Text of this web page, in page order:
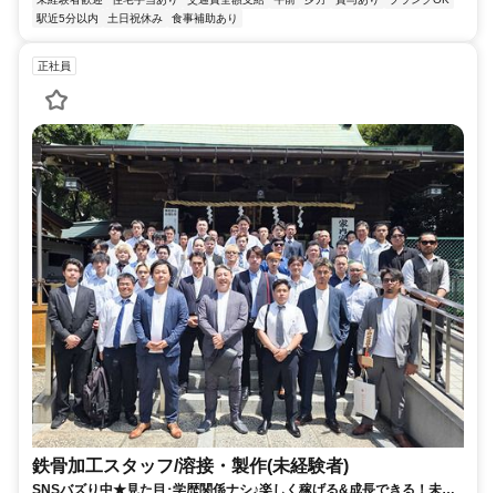
駅近5分以内
土日祝休み 食事補助あり
正社員
鉄骨加工スタッフ/溶接・製作(未経験者)